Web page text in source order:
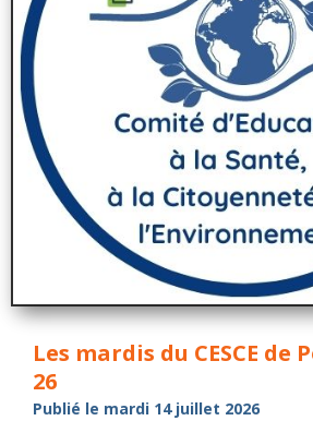
Les mardis du CESCE de
26
Publié le mardi 14 juillet 2026